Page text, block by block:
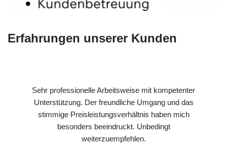
Erfahrungen unserer Kunden
Sehr professionelle Arbeitsweise mit kompetenter
Unterstützung. Der freundliche Umgang und das
stimmige Preisleistungsverhältnis haben mich
besonders beeindruckt. Unbedingt
weiterzuempfehlen.